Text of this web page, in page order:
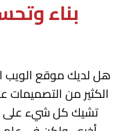
هل لديك موقع الويب
الكثير من التصميمات
تشيك كل شيء على